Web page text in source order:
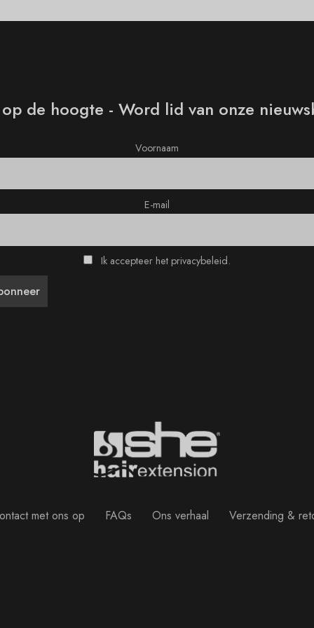
de hoogte - Word lid van onze
Voornaam
E-mail
Ik accepteer het privacybeleid.
met ons op FAQs Ons verhaal Verzending &